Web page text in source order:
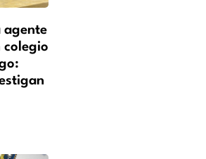
agente
colegio